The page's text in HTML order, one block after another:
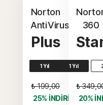
Norton
AntiVirus
Plus
1 Yıl
₺ 199,00
25% İNDİRİM*
360
1 Yıl
₺
20%